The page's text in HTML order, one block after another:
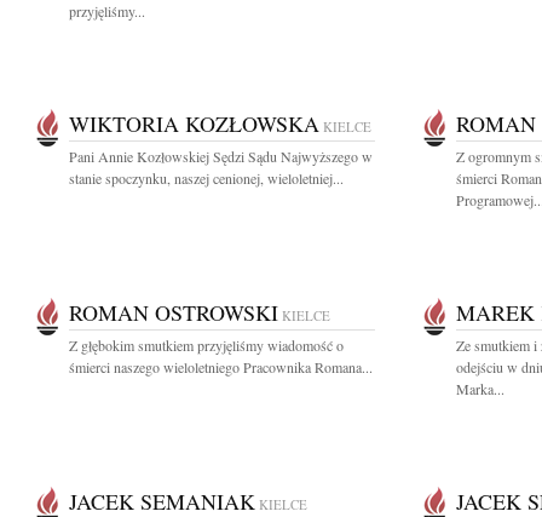
przyjęliśmy...
WIKTORIA KOZŁOWSKA KIELCE
Pani Annie Kozłowskiej Sędzi Sądu Najwyższego w
stanie spoczynku, naszej cenionej, wieloletniej...
ROMAN
Z ogromnym
śmierci
ROMAN OSTROWSKI KIELCE
Z głębokim smutkiem przyjęliśmy wiadomość o
śmierci naszego wieloletniego Pracownika Romana...
MAREK
Ze smutkiem i
odejściu w
Marka...
JACEK SEMANIAK KIELCE JACEK